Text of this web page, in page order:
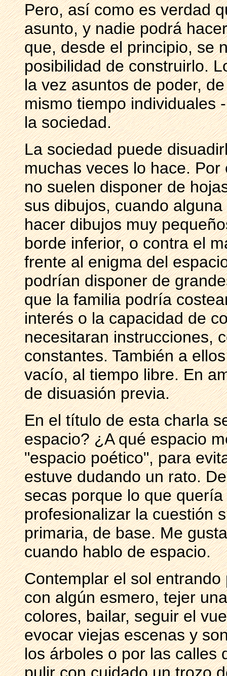
Pero, así como es verdad
asunto, y nadie podrá
que, desde el principio, se
posibilidad de construirlo.
la vez asuntos de poder,
mismo tiempo individuales
la sociedad.
La sociedad puede
muchas veces lo hace.
no suelen disponer de
sus dibujos, cuando
hacer dibujos muy
borde inferior, o contra el
frente al enigma del
podrían disponer de
que la familia podría
interés o la capacidad de
necesitaran instrucciones,
constantes. También a
vacío, al tiempo libre. En
de disuasión previa.
En el título de esta charla
espacio? ¿A qué espacio
"espacio poético", para
estuve dudando un rato.
secas porque lo que
profesionalizar la cuestión
primaria, de base. Me
cuando hablo de espacio.
Contemplar el sol
con algún esmero, tejer
colores, bailar, seguir el
evocar viejas escenas y
los árboles o por las calles